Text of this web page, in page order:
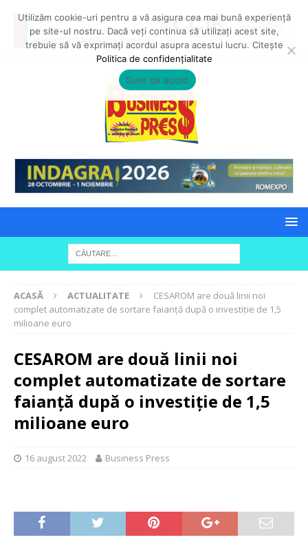
ACASĂ ACTUALITATE
CESAROM are două linii noi
complet automatizate de sortare faianță după o investiție de 1,5
milioane euro
CESAROM are două linii noi
complet automatizate de sortare
faianță după o investiție de 1,5
milioane euro
16 august 2022 Business Press
Utilizăm cookie-uri pentru a vă asigura cea mai bună experiență
pe site-ul nostru. Dacă veți continua să utilizați acest site,
trebuie să vă exprimați acordul asupra acestui lucru. Citește
Politica de confidențialitate
Sunt de acord